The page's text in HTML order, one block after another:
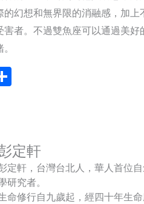
幻想和無界限的消融感，加
者。不過雙魚座可以通過美
定軒
定軒，台灣台北人，華人首位
研究者。
命修行自九歲起，經四十年生